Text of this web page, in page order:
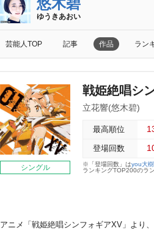
悠木碧
ゆうきあおい
芸能人TOP 記事 作品 ラン
シングル
戦姫絶唱シ
立花響(悠木碧)
最高順位
登場回数
※「登場回数」はyou大樹
ランキングTOP200のラ
アニメ「戦姫絶唱シンフォギアXV」より